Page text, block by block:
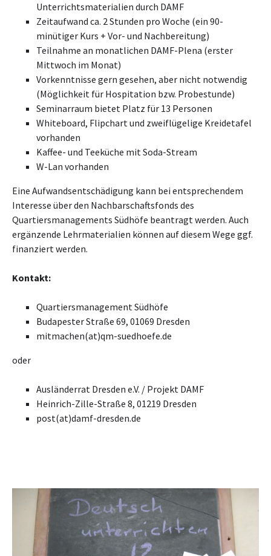
Unterrichtsmaterialien durch DAMF
Zeitaufwand ca. 2 Stunden pro Woche (ein 90-
minütiger Kurs + Vor- und Nachbereitung)
Teilnahme an monatlichen DAMF-Plena (erster
Mittwoch im Monat)
Vorkenntnisse gern gesehen, aber nicht notwendig
(Möglichkeit für Hospitation bzw. Probestunde)
Seminarraum bietet Platz für 13 Personen
Whiteboard, Flipchart und zweiflügelige Kreidetafel
vorhanden
Kaffee- und Teeküche mit Soda-Stream
W-Lan vorhanden
Eine Aufwandsentschädigung kann bei entsprechendem
Interesse über den Nachbarschaftsfonds des
Quartiersmanagements Südhöfe beantragt werden. Auch
ergänzende Lehrmaterialien können auf diesem Wege ggf.
finanziert werden.
Kontakt:
Quartiersmanagement Südhöfe
Budapester Straße 69, 01069 Dresden
mitmachen(at)qm-suedhoefe.de
oder
Ausländerrat Dresden e.V. / Projekt DAMF
Heinrich-Zille-Straße 8, 01219 Dresden
post(at)damf-dresden.de